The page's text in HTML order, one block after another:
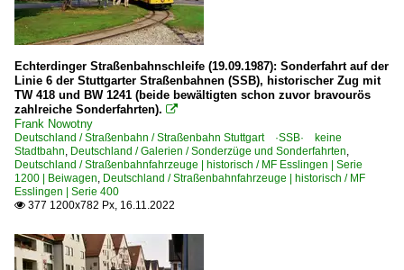
Echterdinger Straßenbahnschleife (19.09.1987): Sonderfahrt auf der
Linie 6 der Stuttgarter Straßenbahnen (SSB), historischer Zug mit
TW 418 und BW 1241 (beide bewältigten schon zuvor bravourös
zahlreiche Sonderfahrten). 
Frank Nowotny
Deutschland / Straßenbahn / Straßenbahn Stuttgart ·SSB· keine
Stadtbahn, Deutschland / Galerien / Sonderzüge und Sonderfahrten,
Deutschland / Straßenbahnfahrzeuge | historisch / MF Esslingen | Serie
1200 | Beiwagen, Deutschland / Straßenbahnfahrzeuge | historisch / MF
Esslingen | Serie 400
 377 1200x782 Px, 16.11.2022